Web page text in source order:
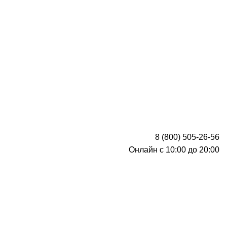
8 (800) 505-26-56
Онлайн с 10:00 до 20:00